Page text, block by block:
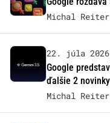
Michal Reiter
22. júla 2026
Google
ďalšie 2 novinky
Michal Reiter